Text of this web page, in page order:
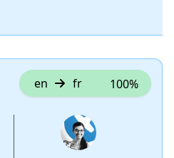
en fr 100%